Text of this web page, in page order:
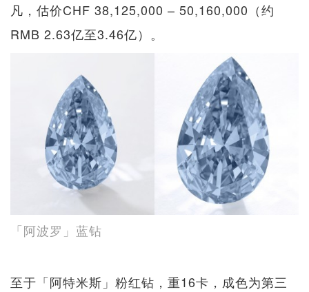
凡，估价CHF 38,125,000 – 50,160,000（约
RMB 2.63亿至3.46亿）。
「阿波罗」蓝钻
至于「阿特米斯」粉红钻，重16卡，成色为第三